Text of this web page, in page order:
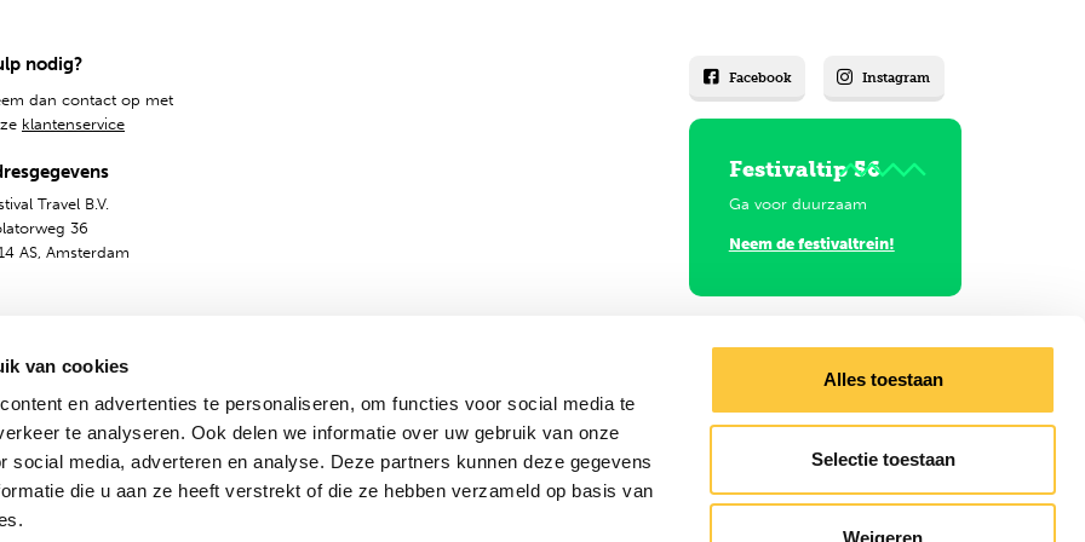
van cookies
en advertenties te personaliseren, om functies voor social media te
te analyseren. Ook delen we informatie over uw gebruik van onze
social media, adverteren en analyse. Deze partners kunnen deze gegevens
die u aan ze heeft verstrekt of die ze hebben verzameld op basis van
Alles toestaan
Selectie toestaan
Weigeren
nodig?
dan contact op met
klantenservice
Travel B.V.
36
AS, Amsterdam
Facebook Instagram
Festivaltip 56
Ga voor duurzaam
Neem de festivaltrein!
voorwaarden Privacy & Cookies Nederlands Engels